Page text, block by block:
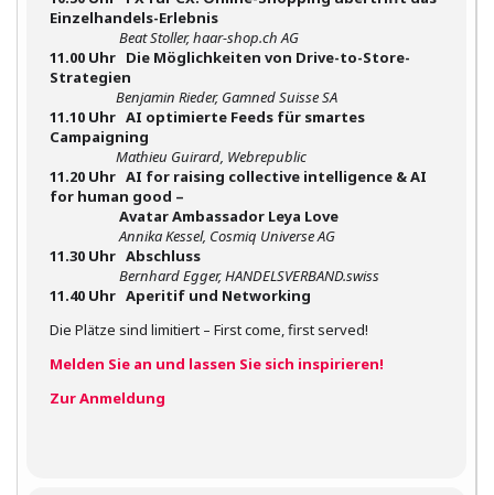
Einzelhandels-Erlebnis
Beat Stoller, haar-shop.ch AG
11.00 Uhr Die Möglichkeiten von Drive-to-Store-
Strategien
Benjamin Rieder, Gamned Suisse SA
11.10 Uhr AI optimierte Feeds für smartes
Campaigning
Mathieu Guirard, Webrepublic
11.20 Uhr AI for raising collective intelligence & AI
for human good –
Avatar Ambassador Leya Love
Annika Kessel, Cosmiq Universe AG
11.30 Uhr Abschluss
Bernhard Egger, HANDELSVERBAND.swiss
11.40 Uhr Aperitif und Networking
Die Plätze sind limitiert – First come, first served!
Melden Sie an und lassen Sie sich inspirieren!
Zur Anmeldung